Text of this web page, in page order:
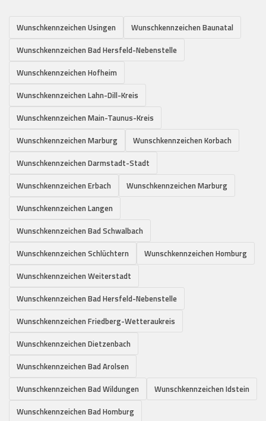
Wunschkennzeichen Usingen
Wunschkennzeichen Baunatal
Wunschkennzeichen Bad Hersfeld-Nebenstelle
Wunschkennzeichen Hofheim
Wunschkennzeichen Lahn-Dill-Kreis
Wunschkennzeichen Main-Taunus-Kreis
Wunschkennzeichen Marburg
Wunschkennzeichen Korbach
Wunschkennzeichen Darmstadt-Stadt
Wunschkennzeichen Erbach
Wunschkennzeichen Marburg
Wunschkennzeichen Langen
Wunschkennzeichen Bad Schwalbach
Wunschkennzeichen Schlüchtern
Wunschkennzeichen Homburg
Wunschkennzeichen Weiterstadt
Wunschkennzeichen Bad Hersfeld-Nebenstelle
Wunschkennzeichen Friedberg-Wetteraukreis
Wunschkennzeichen Dietzenbach
Wunschkennzeichen Bad Arolsen
Wunschkennzeichen Bad Wildungen
Wunschkennzeichen Idstein
Wunschkennzeichen Bad Homburg